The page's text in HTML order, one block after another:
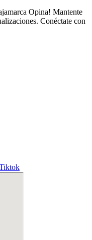
Opina! Mantente
Conéctate con